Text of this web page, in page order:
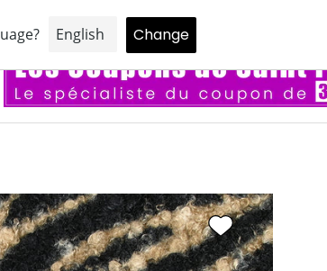
réduction de 5% sur votre premier achat en vous